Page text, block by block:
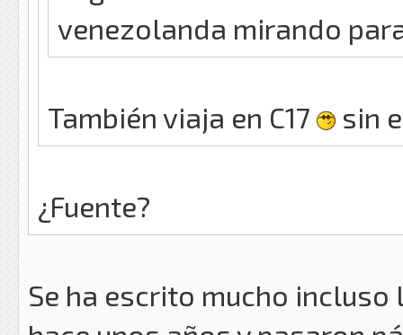
venezolanda mirando
También viaja en C17 sin
¿Fuente?
Se ha escrito mucho